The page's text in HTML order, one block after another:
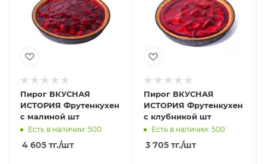
Пирог ВКУСНАЯ
ИСТОРИЯ Фрутенкухен
с малиной шт
Есть в наличии: 500
4 605 тг./шт
Пирог ВКУСНАЯ
ИСТОРИЯ Фрутенкухен
с клубникой шт
Есть в наличии: 500
3 705 тг./шт